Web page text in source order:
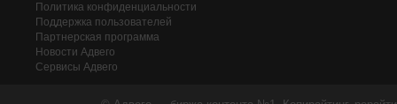
Политика конфиденциальности
Поддержка пользователей
Партнерская программа
Новости Адвего
Сервисы Адвего